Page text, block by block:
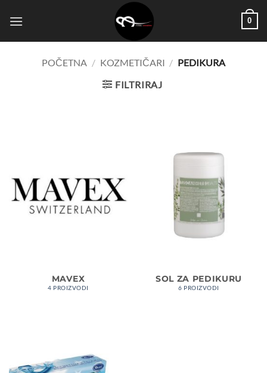
0
POČETNA / KOZMETIČARI / PEDIKURA
FILTRIRAJ
MAVEX
4 PROIZVODI
SOL ZA PEDIKURU
6 PROIZVODI